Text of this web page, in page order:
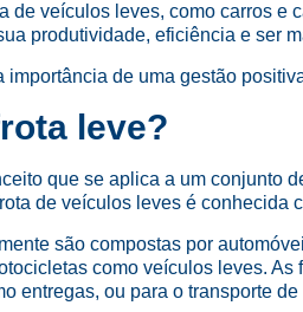
de veículos leves, como carros e
produtividade, eficiência e ser
importância de uma gestão
leve?
que se aplica a um conjunto
de veículos leves é conhecida
são compostas por
como veículos leves.
entregas, ou para o transporte de